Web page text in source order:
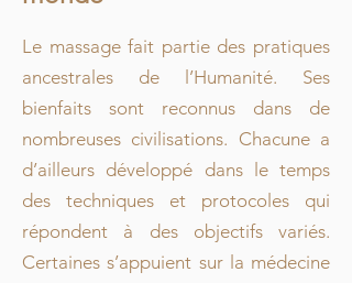
Le massage fait partie des pratiques
ancestrales de l’Humanité. Ses
bienfaits sont reconnus dans de
nombreuses civilisations. Chacune a
d’ailleurs développé dans le temps
des techniques et protocoles qui
répondent à des objectifs variés.
Certaines s’appuient sur la médecine